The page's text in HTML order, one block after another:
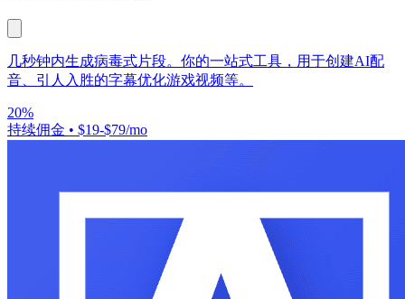
几秒钟内生成病毒式片段。你的一站式工具，用于创建AI配
音、引人入胜的字幕优化游戏视频等。
20%
持续佣金 • $19-$79/mo